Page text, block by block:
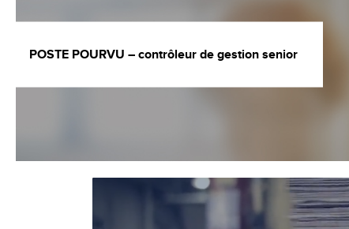
POSTE POURVU – contrôleur de gestion senior